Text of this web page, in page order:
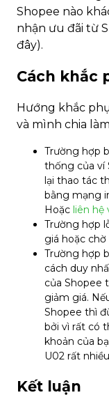
Shopee nào
nhận ưu đãi từ
đây).
Cách khắc
Hướng khắc
và mình chia
Trường hợp
thống của ví
lại thao tác
bằng mạng
Hoặc liên hệ
Trường hợp
giá hoặc chờ
Trường hợp
cách duy
của Shopee
giảm giá.
Shopee thì
bởi vì rất có
khoản của
U02 rất
Kết luận